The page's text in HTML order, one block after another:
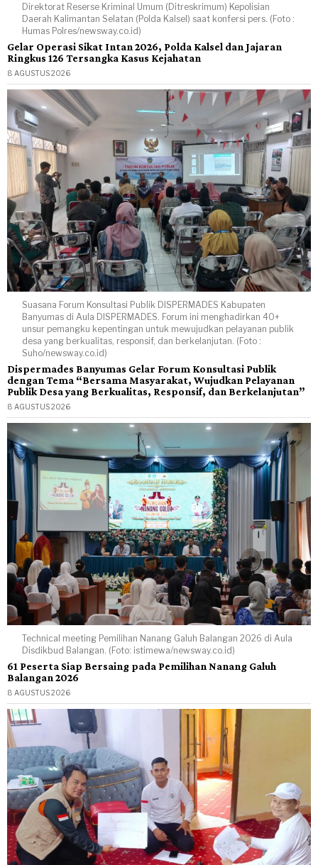
Direktorat Reserse Kriminal Umum (Ditreskrimum) Kepolisian
Daerah Kalimantan Selatan (Polda Kalsel) saat konfersi pers. (Foto :
Humas Polres/newsway.co.id)
Gelar Operasi Sikat Intan 2026, Polda Kalsel dan Jajaran
Ringkus 126 Tersangka Kasus Kejahatan
8 AGUSTUS 2026
Suasana Forum Konsultasi Publik DISPERMADES Kabupaten
Banyumas di Aula DISPERMADES. Forum ini menghadirkan 40+
unsur pemangku kepentingan untuk mewujudkan pelayanan publik
desa yang berkualitas, responsif, dan berkelanjutan. (Foto :
Suho/newsway.co.id)
Dispermades Banyumas Gelar Forum Konsultasi Publik
dengan Tema “Bersama Masyarakat, Wujudkan Pelayanan
Publik Desa yang Berkualitas, Responsif, dan Berkelanjutan”
8 AGUSTUS 2026
Technical meeting Pemilihan Nanang Galuh Balangan 2026 di Aula
Disdikbud Balangan. (Foto: istimewa/newsway.co.id)
61 Peserta Siap Bersaing pada Pemilihan Nanang Galuh
Balangan 2026
8 AGUSTUS 2026